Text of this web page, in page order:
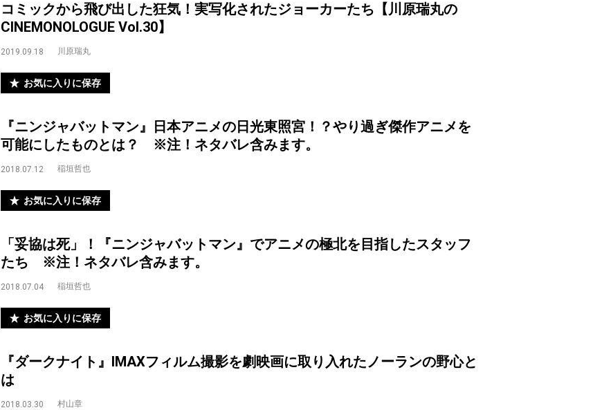
コミックから飛び出した狂気！実写化されたジョーカーたち【川原瑞丸の
CINEMONOLOGUE Vol.30】
2019.09.18 川原瑞丸
お気に入りに保存
『ニンジャバットマン』日本アニメの日光東照宮！？やり過ぎ傑作アニメを
可能にしたものとは？ ※注！ネタバレ含みます。
2018.07.12 稲垣哲也
お気に入りに保存
「妥協は死」！『ニンジャバットマン』でアニメの極北を目指したスタッフ
たち ※注！ネタバレ含みます。
2018.07.04 稲垣哲也
お気に入りに保存
『ダークナイト』IMAXフィルム撮影を劇映画に取り入れたノーランの野心と
は
2018.03.30 村山章